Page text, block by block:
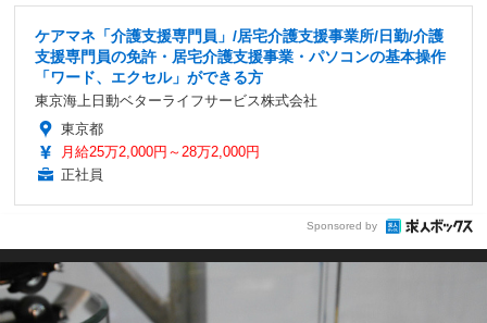
ケアマネ「介護支援専門員」/居宅介護支援事業所/日勤/介護
支援専門員の免許・居宅介護支援事業・パソコンの基本操作
「ワード、エクセル」ができる方
東京海上日動ベターライフサービス株式会社
東京都
月給25万2,000円～28万2,000円
正社員
Sponsored by